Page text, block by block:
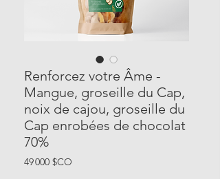
Renforcez votre Âme -
Mangue, groseille du Cap,
noix de cajou, groseille du
Cap enrobées de chocolat
70%
49 000 $CO